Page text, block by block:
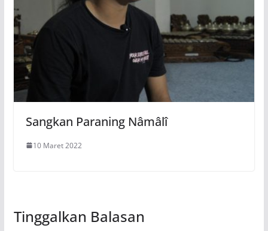
Sangkan Paraning Nâmâlî
10 Maret 2022
Tinggalkan Balasan